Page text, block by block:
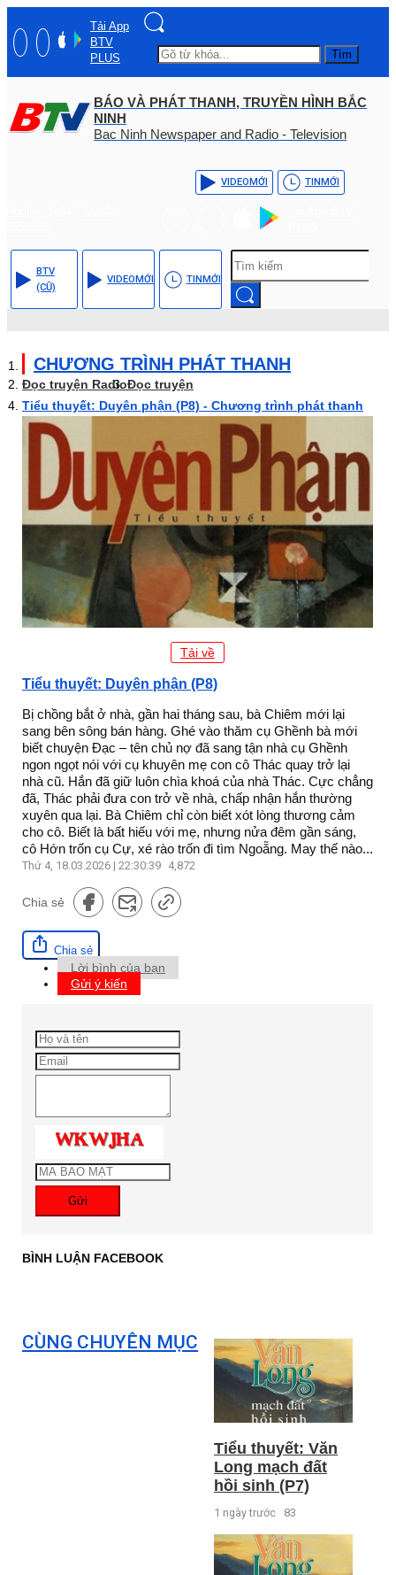
Tải App
BTV
PLUS
Tìm
BÁO VÀ PHÁT THANH, TRUYỀN HÌNH BẮC
NINH
Bac Ninh Newspaper and Radio - Television
VIDEOMỚI TINMỚI
BTV
(CŨ)
VIDEOMỚI TINMỚI
CHƯƠNG TRÌNH PHÁT THANH
Đọc truyện RadioĐọc truyện
Tiểu thuyết: Duyên phận (P8) - Chương trình phát thanh
Tải về
Tiểu thuyết: Duyên phận (P8)
Bị chồng bắt ở nhà, gần hai tháng sau, bà Chiêm mới lại
sang bên sông bán hàng. Ghé vào thăm cụ Ghềnh bà mới
biết chuyện Đạc – tên chủ nợ đã sang tận nhà cụ Ghềnh
ngon ngọt nói với cụ khuyên mẹ con cô Thác quay trở lại
nhà cũ. Hắn đã giữ luôn chìa khoá của nhà Thác. Cực chẳng
đã, Thác phải đưa con trở về nhà, chấp nhận hắn thường
xuyên qua lại. Bà Chiêm chỉ còn biết xót lòng thương cảm
cho cô. Biết là bất hiếu với mẹ, nhưng nửa đêm gần sáng,
cô Hớn trốn cụ Cự, xé rào trốn đi tìm Ngoẵng. May thế nào...
Thứ 4, 18.03.2026 | 22:30:39 4,872
Chia sẻ
Chia sẻ
Lời bình của bạn
Gửi ý kiến
Gửi
BÌNH LUẬN FACEBOOK
CÙNG CHUYÊN MỤC
Tiểu thuyết: Văn
Long mạch đất
hồi sinh (P7)
1 ngày trước 83